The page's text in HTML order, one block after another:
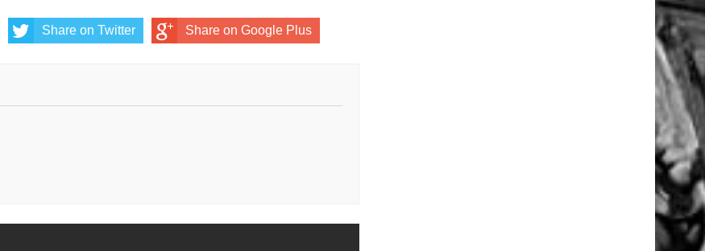
Share on Twitter Share on Google Plus